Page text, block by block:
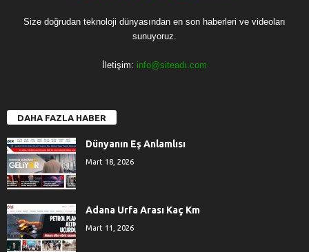
Size doğrudan teknoloji dünyasından en son haberleri ve videoları
sunuyoruz.
İletişim: info@siteadı.com
DAHA FAZLA HABER
Dünyanın Eş Anlamlısı
Mart 18, 2026
Adana Urfa Arası Kaç Km
Mart 11, 2026